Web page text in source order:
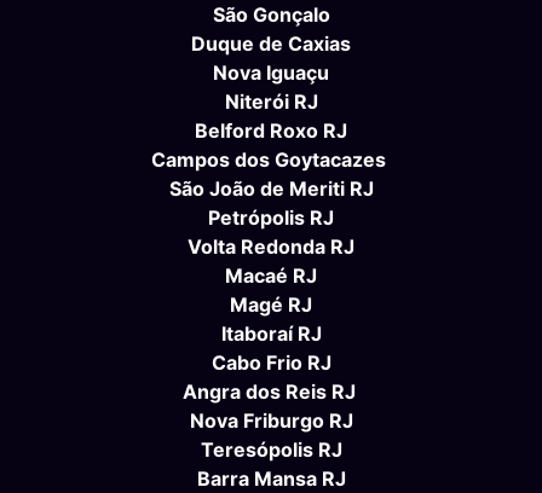
São Gonçalo
Duque de Caxias
Nova Iguaçu
Niterói RJ
Belford Roxo RJ
Campos dos Goytacazes
São João de Meriti RJ
Petrópolis RJ
Volta Redonda RJ
Macaé RJ
Magé RJ
Itaboraí RJ
Cabo Frio RJ
Angra dos Reis RJ
Nova Friburgo RJ
Teresópolis RJ
Barra Mansa RJ